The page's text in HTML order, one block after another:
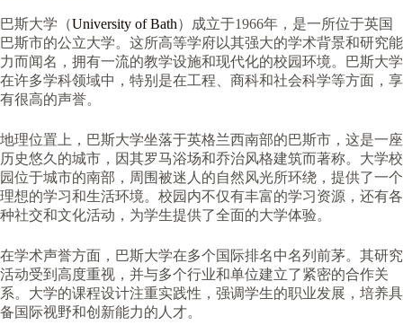
巴斯大学（University of Bath）成立于1966年，是一所位于英国
巴斯市的公立大学。这所高等学府以其强大的学术背景和研究能
力而闻名，拥有一流的教学设施和现代化的校园环境。巴斯大学
在许多学科领域中，特别是在工程、商科和社会科学等方面，享
有很高的声誉。
地理位置上，巴斯大学坐落于英格兰西南部的巴斯市，这是一座
历史悠久的城市，因其罗马浴场和乔治风格建筑而著称。大学校
园位于城市的南部，周围被迷人的自然风光所环绕，提供了一个
理想的学习和生活环境。校园内不仅有丰富的学习资源，还有各
种社交和文化活动，为学生提供了全面的大学体验。
在学术声誉方面，巴斯大学在多个国际排名中名列前茅。其研究
活动受到高度重视，并与多个行业和单位建立了紧密的合作关
系。大学的课程设计注重实践性，强调学生的职业发展，培养具
备国际视野和创新能力的人才。